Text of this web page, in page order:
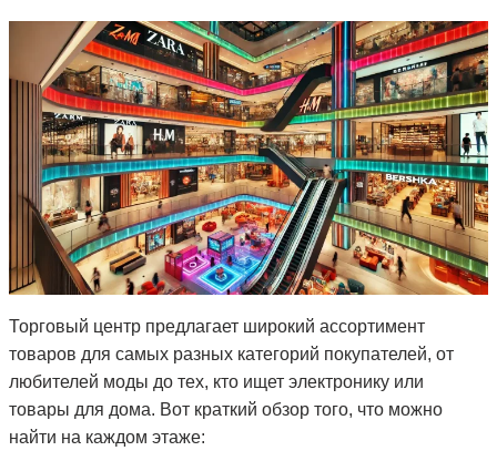
Торговый центр предлагает широкий ассортимент
товаров для самых разных категорий покупателей, от
любителей моды до тех, кто ищет электронику или
товары для дома. Вот краткий обзор того, что можно
найти на каждом этаже: